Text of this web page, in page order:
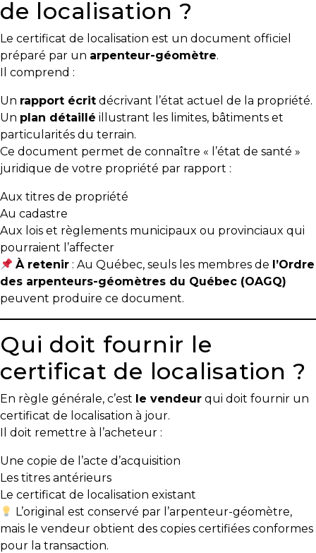
Devenir
propriétaire
:
UNE
DÉCISION
!
Frais
de
:
y
avez-
vous
pensé?
Locataire
Pourquoi
faire
affaire
avec
un
courtier
immobilier
Prenez
temps
d’analyser
vos
besoins
de localisation ?
Le certificat de localisation est un document officiel
préparé par un arpenteur-géomètre.
Il comprend :
Un rapport écrit décrivant l’état actuel de la propriété.
Un plan détaillé illustrant les limites, bâtiments et
particularités du terrain.
Ce document permet de connaître « l’état de santé »
juridique de votre propriété par rapport :
Aux titres de propriété
Au cadastre
Aux lois et règlements municipaux ou provinciaux qui
pourraient l’affecter
À retenir : Au Québec, seuls les membres de l’Ordre
des arpenteurs-géomètres du Québec (OAGQ)
peuvent produire ce document.
Qui doit fournir le
certificat de localisation ?
En règle générale, c’est le vendeur qui doit fournir un
certificat de localisation à jour.
Il doit remettre à l’acheteur :
Une copie de l’acte d’acquisition
Les titres antérieurs
Le certificat de localisation existant
L’original est conservé par l’arpenteur-géomètre,
mais le vendeur obtient des copies certifiées conformes
pour la transaction.